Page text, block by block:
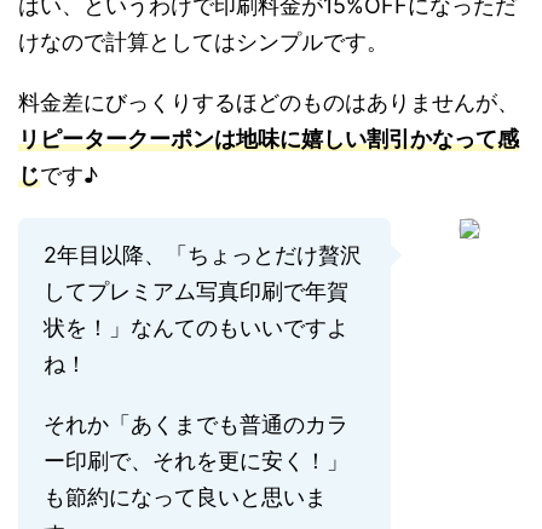
はい、というわけで印刷料金が15%OFFになっただ
けなので計算としてはシンプルです。
料金差にびっくりするほどのものはありませんが、
リピータークーポンは地味に嬉しい割引かなって感
じです♪
2年目以降、「ちょっとだけ贅沢
してプレミアム写真印刷で年賀
状を！」なんてのもいいですよ
ね！
それか「あくまでも普通のカラ
ー印刷で、それを更に安く！」
も節約になって良いと思いま